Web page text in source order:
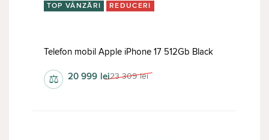
TOP VÂNZĂRI REDUCERI
Telefon mobil Apple iPhone 17 512Gb Black
23 309 lei
20 999 lei
⚖